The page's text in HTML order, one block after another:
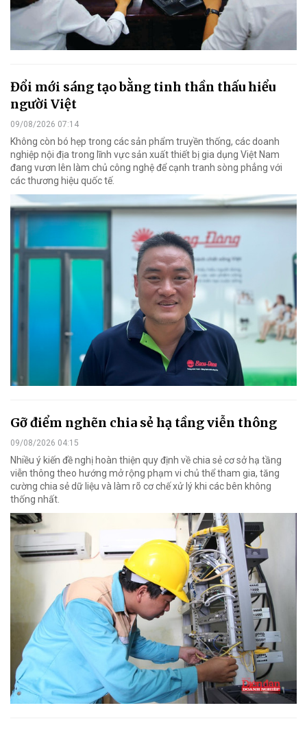
Đổi mới sáng tạo bằng tinh thần thấu hiểu
người Việt
09/08/2026 07:14
Không còn bó hẹp trong các sản phẩm truyền thống, các doanh
nghiệp nội địa trong lĩnh vực sản xuất thiết bị gia dụng Việt Nam
đang vươn lên làm chủ công nghệ để cạnh tranh sòng phẳng với
các thương hiệu quốc tế.
Gỡ điểm nghẽn chia sẻ hạ tầng viễn thông
09/08/2026 04:15
Nhiều ý kiến đề nghị hoàn thiện quy định về chia sẻ cơ sở hạ tầng
viễn thông theo hướng mở rộng phạm vi chủ thể tham gia, tăng
cường chia sẻ dữ liệu và làm rõ cơ chế xử lý khi các bên không
thống nhất.